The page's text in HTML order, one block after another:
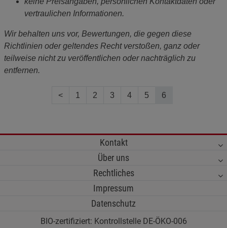
vertraulichen Informationen.
Wir behalten uns vor, Bewertungen, die gegen diese
Richtlinien oder geltendes Recht verstoßen, ganz oder
teilweise nicht zu veröffentlichen oder nachträglich zu
entfernen.
< 1 2 3 4 5 6
Kontakt
Über uns
Rechtliches
Impressum
Datenschutz
BIO-zertifiziert: Kontrollstelle DE-ÖKO-006